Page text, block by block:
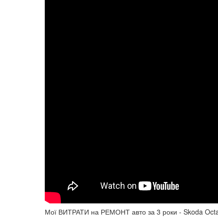
Мої ВИТРАТИ на РЕМОНТ авто за 3 роки - Skoda